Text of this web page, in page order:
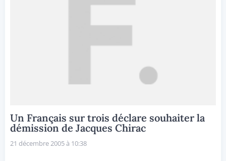
Un Français sur trois déclare souhaiter la
démission de Jacques Chirac
21 décembre 2005 à 10:38